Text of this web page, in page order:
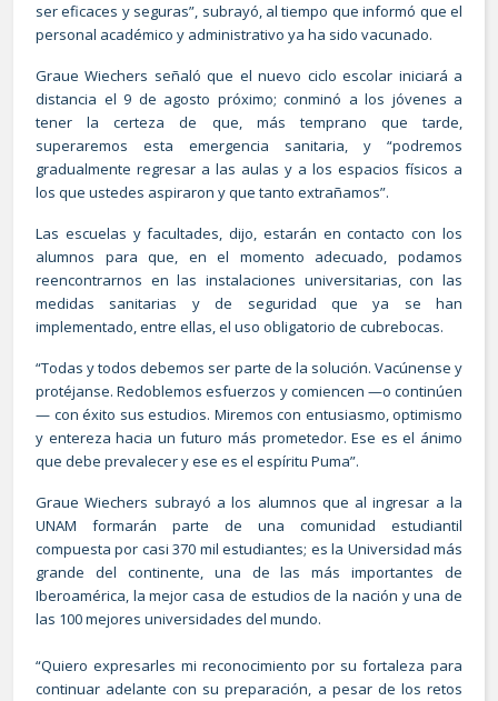
ser eficaces y seguras”, subrayó, al tiempo que informó que el
personal académico y administrativo ya ha sido vacunado.
Graue Wiechers señaló que el nuevo ciclo escolar iniciará a
distancia el 9 de agosto próximo; conminó a los jóvenes a
tener la certeza de que, más temprano que tarde,
superaremos esta emergencia sanitaria, y “podremos
gradualmente regresar a las aulas y a los espacios físicos a
los que ustedes aspiraron y que tanto extrañamos”.
Las escuelas y facultades, dijo, estarán en contacto con los
alumnos para que, en el momento adecuado, podamos
reencontrarnos en las instalaciones universitarias, con las
medidas sanitarias y de seguridad que ya se han
implementado, entre ellas, el uso obligatorio de cubrebocas.
“Todas y todos debemos ser parte de la solución. Vacúnense y
protéjanse. Redoblemos esfuerzos y comiencen —o continúen
— con éxito sus estudios. Miremos con entusiasmo, optimismo
y entereza hacia un futuro más prometedor. Ese es el ánimo
que debe prevalecer y ese es el espíritu Puma”.
Graue Wiechers subrayó a los alumnos que al ingresar a la
UNAM formarán parte de una comunidad estudiantil
compuesta por casi 370 mil estudiantes; es la Universidad más
grande del continente, una de las más importantes de
Iberoamérica, la mejor casa de estudios de la nación y una de
las 100 mejores universidades del mundo.
“Quiero expresarles mi reconocimiento por su fortaleza para
continuar adelante con su preparación, a pesar de los retos